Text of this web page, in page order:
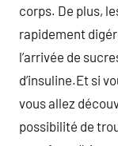
corps. De plus,
rapidement
l’arrivée de
d’insuline.Et si
vous allez
possibilité de